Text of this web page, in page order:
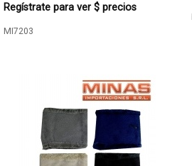
Regístrate para ver $ precios
MI7203